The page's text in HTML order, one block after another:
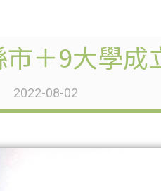
＋9大學成
2022-08-02